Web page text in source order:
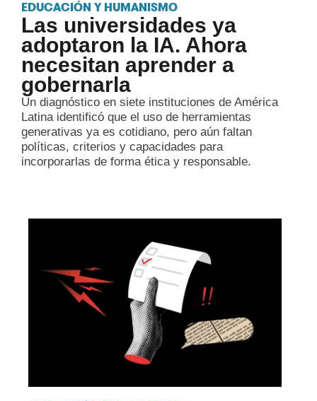
EDUCACIÓN Y HUMANISMO
Las universidades ya
adoptaron la IA. Ahora
necesitan aprender a
gobernarla
Un diagnóstico en siete instituciones de América
Latina identificó que el uso de herramientas
generativas ya es cotidiano, pero aún faltan
políticas, criterios y capacidades para
incorporarlas de forma ética y responsable.